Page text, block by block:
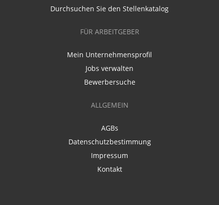
Durchsuchen Sie den Stellenkatalog
FÜR ARBEITGEBER
Mein Unternehmensprofil
Jobs verwalten
Bewerbersuche
ALLGEMEIN
AGBs
Datenschutzbestimmung
Impressum
Kontakt